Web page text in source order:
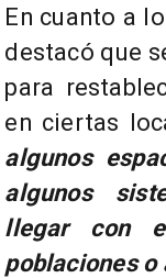
En cuanto a
destacó que
para
en ciertas
algunos
algunos
llegar con
poblaciones o